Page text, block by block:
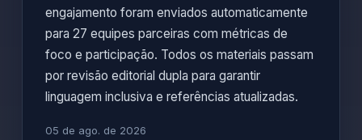
engajamento foram enviados automaticamente
para 27 equipes parceiras com métricas de
foco e participação. Todos os materiais passam
por revisão editorial dupla para garantir
linguagem inclusiva e referências atualizadas.
05 de ago. de 2026